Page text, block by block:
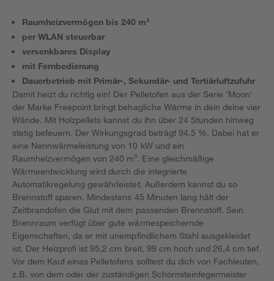
Raumheizvermögen bis 240 m³
per WLAN steuerbar
versenkbares Display
mit Fernbedienung
Dauerbetrieb mit Primär-, Sekundär- und Tertiärluftzufuhr
Damit heizt du richtig ein! Der Pelletofen aus der Serie 'Moon'
der Marke Freepoint bringt behagliche Wärme in dein deine vier
Wände. Mit Holzpellets kannst du ihn über 24 Stunden hinweg
stetig befeuern. Der Wirkungsgrad beträgt 94,5 %. Dabei hat er
eine Nennwärmeleistung von 10 kW und ein
Raumheizvermögen von 240 m³. Eine gleichmäßige
Wärmeentwicklung wird durch die integrierte
Automatikregelung gewährleistet. Außerdem kannst du so
Brennstoff sparen. Mindestens 45 Minuten lang hält der
Zeitbrandofen die Glut mit dem passenden Brennstoff. Sein
Brennraum verfügt über gute wärmespeichernde
Eigenschaften, da er mit unempfindlichem Stahl ausgekleidet
ist. Der Heizprofi ist 95,2 cm breit, 99 cm hoch und 26,4 cm tief.
Vor dem Kauf eines Pelletofens solltest du dich von Fachleuten,
z.B. von dem oder der zuständigen Schornsteinfegermeister